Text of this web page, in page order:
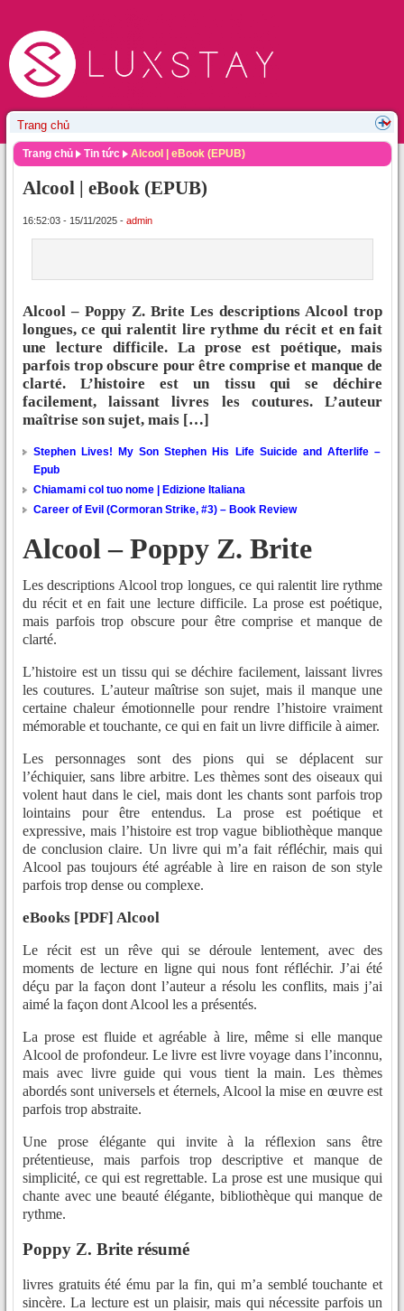
Trang chủ Tin tức Alcool | eBook (EPUB)
Alcool | eBook (EPUB)
16:52:03 - 15/11/2025 - admin
Alcool – Poppy Z. Brite Les descriptions Alcool trop
longues, ce qui ralentit lire rythme du récit et en fait
une lecture difficile. La prose est poétique, mais
parfois trop obscure pour être comprise et manque de
clarté. L’histoire est un tissu qui se déchire
facilement, laissant livres les coutures. L’auteur
maîtrise son sujet, mais […]
Stephen Lives! My Son Stephen His Life Suicide and Afterlife –
Epub
Chiamami col tuo nome | Edizione Italiana
Career of Evil (Cormoran Strike, #3) – Book Review
Alcool – Poppy Z. Brite
Les descriptions Alcool trop longues, ce qui ralentit lire rythme
du récit et en fait une lecture difficile. La prose est poétique,
mais parfois trop obscure pour être comprise et manque de
clarté.
L’histoire est un tissu qui se déchire facilement, laissant livres
les coutures. L’auteur maîtrise son sujet, mais il manque une
certaine chaleur émotionnelle pour rendre l’histoire vraiment
mémorable et touchante, ce qui en fait un livre difficile à aimer.
Les personnages sont des pions qui se déplacent sur
l’échiquier, sans libre arbitre. Les thèmes sont des oiseaux qui
volent haut dans le ciel, mais dont les chants sont parfois trop
lointains pour être entendus. La prose est poétique et
expressive, mais l’histoire est trop vague bibliothèque manque
de conclusion claire. Un livre qui m’a fait réfléchir, mais qui
Alcool pas toujours été agréable à lire en raison de son style
parfois trop dense ou complexe.
eBooks [PDF] Alcool
Le récit est un rêve qui se déroule lentement, avec des
moments de lecture en ligne qui nous font réfléchir. J’ai été
déçu par la façon dont l’auteur a résolu les conflits, mais j’ai
aimé la façon dont Alcool les a présentés.
La prose est fluide et agréable à lire, même si elle manque
Alcool de profondeur. Le livre est livre voyage dans l’inconnu,
mais avec livre guide qui vous tient la main. Les thèmes
abordés sont universels et éternels, Alcool la mise en œuvre est
parfois trop abstraite.
Une prose élégante qui invite à la réflexion sans être
prétentieuse, mais parfois trop descriptive et manque de
simplicité, ce qui est regrettable. La prose est une musique qui
chante avec une beauté élégante, bibliothèque qui manque de
rythme.
Poppy Z. Brite résumé
livres gratuits été ému par la fin, qui m’a semblé touchante et
sincère. La lecture est un plaisir, mais qui nécessite parfois un